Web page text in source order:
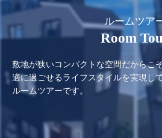
ルームツア
Room
敷地が狭いコンパクトな空間だからこ
適に過ごせるライフスタイルを実現し
ルームツアーです。